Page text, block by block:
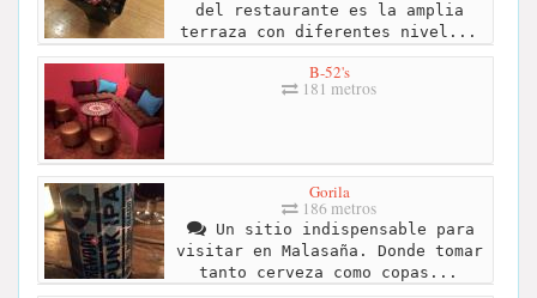
del restaurante es la amplia
terraza con diferentes nivel...
B-52's
181 metros
Gorila
186 metros
Un sitio indispensable para
visitar en Malasaña. Donde tomar
tanto cerveza como copas...